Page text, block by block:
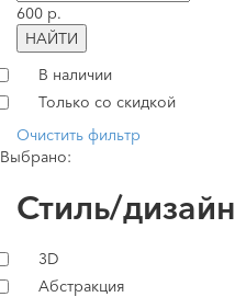
600 р.
НАЙТИ
В наличии
Только со скидкой
Очистить фильтр
Выбрано:
Стиль/дизайн
3D
Абстракция